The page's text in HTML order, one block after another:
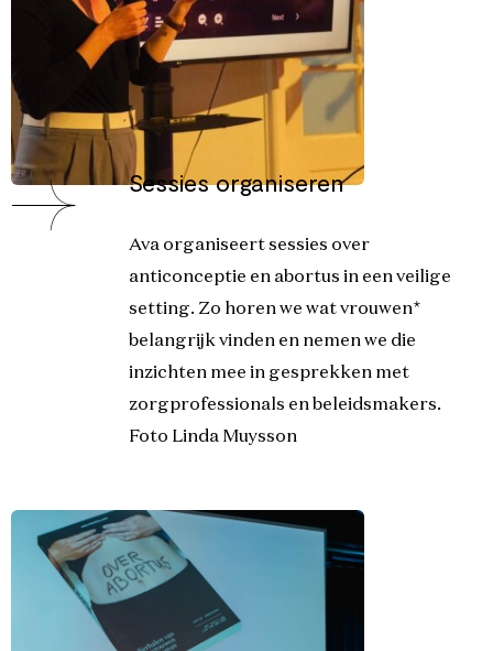
Sessies organiseren
Ava organiseert sessies over
anticonceptie en abortus in een veilige
setting. Zo horen we wat vrouwen*
belangrijk vinden en nemen we die
inzichten mee in gesprekken met
zorgprofessionals en beleidsmakers.
Foto Linda Muysson